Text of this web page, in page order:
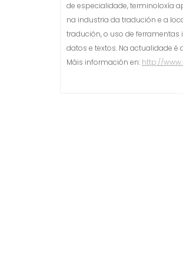
de especialidade, terminoloxía
na industria da tradución e a
tradución, o uso de
datos e textos. Na actualidade é
Máis información en: http://